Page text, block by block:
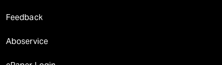
Feedback
Aboservice